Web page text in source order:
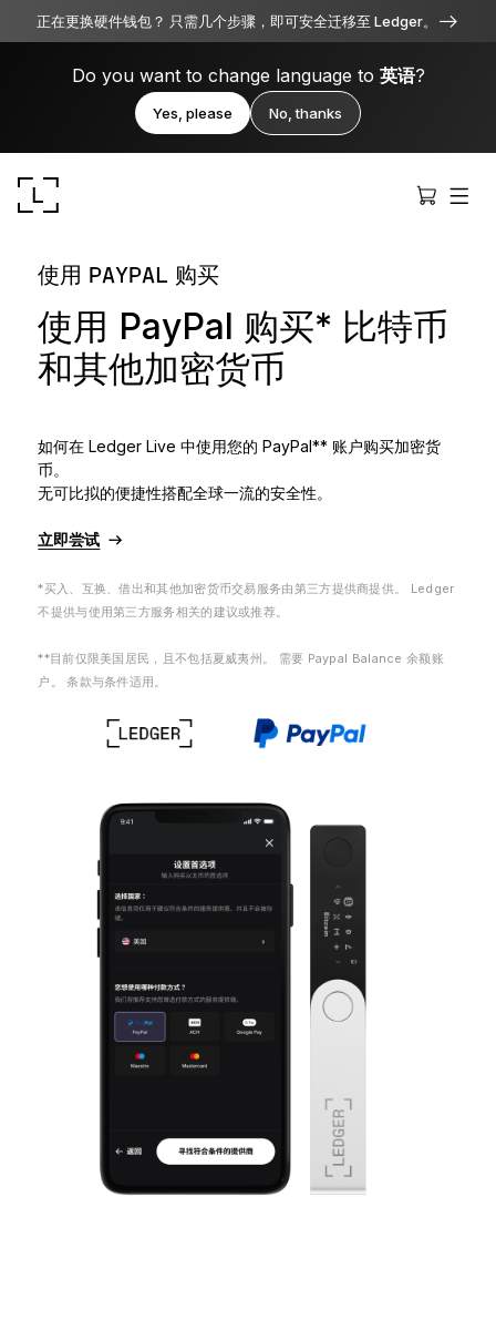
正在更换硬件钱包？ 只需几个步骤，即可安全迁移至 Ledger。
Do you want to change language to 英语?
Yes, please No, thanks
Ledger Stax
Ledger Flex
独一份定制
Ledger Nano
可靠的备份保护
硬件钱包
捆绑销售和套装
恢复解决方案
比较各款 Ledger 签署设备
使用 PAYPAL 购买
使用 PayPal 购买* 比特币
和其他加密货币
如何在 Ledger Live 中使用您的 PayPal** 账户购买加密货
币。
无可比拟的便捷性搭配全球一流的安全性。
立即尝试
*买入、互换、借出和其他加密货币交易服务由第三方提供商提供。 Ledger
不提供与使用第三方服务相关的建议或推荐。
**目前仅限美国居民，且不包括夏威夷州。 需要 Paypal Balance 余额账
户。 条款与条件适用。